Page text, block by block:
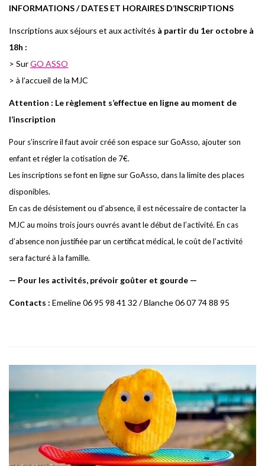
INFORMATIONS / DATES ET HORAIRES D’INSCRIPTIONS
Inscriptions aux séjours et aux activités à partir du 1er octobre à
18h :
> SurGO ASSO
> à l’accueil de la MJC
Attention : Le règlement s’effectue en ligne au moment de
l’inscription
Pour s’inscrire il faut avoir créé son espace sur GoAsso, ajouter son
enfant et régler la cotisation de 7€.
Les inscriptions se font en ligne sur GoAsso, dans la limite des places
disponibles.
En cas de désistement ou d’absence, il est nécessaire de contacter la
MJC au moins trois jours ouvrés avant le début de l’activité. En cas
d’absence non justifiée par un certificat médical, le coût de l’activité
sera facturé à la famille.
— Pour les activités, prévoir goûter et gourde —
Contacts : Emeline 06 95 98 41 32 /Blanche 06 07 74 88 95